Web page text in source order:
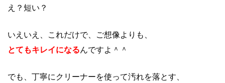
え？短い？
いえいえ、これだけで、ご想像よりも、
とてもキレイになるんですよ＾＾
でも、丁寧にクリーナーを使って汚れを落とす、